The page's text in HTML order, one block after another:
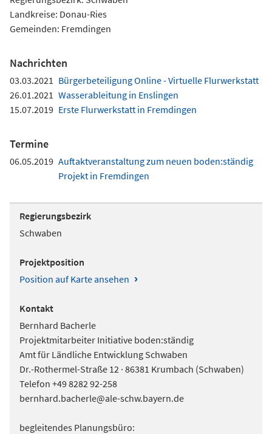
Landkreise: Donau-Ries
Gemeinden: Fremdingen
Nachrichten
03.03.2021 Bürgerbeteiligung Online - Virtuelle Flurwerkstatt
26.01.2021 Wasserableitung in Enslingen
15.07.2019 Erste Flurwerkstatt in Fremdingen
Termine
06.05.2019 Auftaktveranstaltung zum neuen boden:ständig
Projekt in Fremdingen
Regierungsbezirk
Schwaben
Projektposition
Position auf Karte ansehen ›
Kontakt
Bernhard Bacherle
Projektmitarbeiter Initiative boden:ständig
Amt für Ländliche Entwicklung Schwaben
Dr.-Rothermel-Straße 12 · 86381 Krumbach (Schwaben)
Telefon +49 8282 92-258
bernhard.bacherle@ale-schw.bayern.de
begleitendes Planungsbüro: